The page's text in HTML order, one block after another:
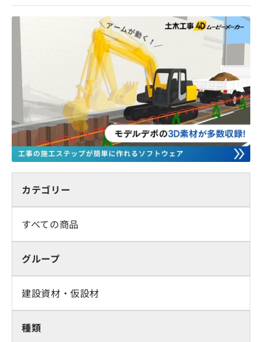
カテゴリー
すべての商品
グループ
建設資材・仮設材
種類